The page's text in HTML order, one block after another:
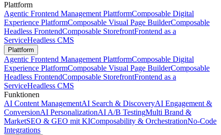
Plattform
Agentic Frontend Management PlattformComposable Digital
Experience PlatformComposable Visual Page BuilderComposable
Headless FrontendComposable StorefrontFrontend as a
ServiceHeadless CMS
Plattform
Agentic Frontend Management PlattformComposable Digital
Experience PlatformComposable Visual Page BuilderComposable
Headless FrontendComposable StorefrontFrontend as a
ServiceHeadless CMS
Funktionen
AI Content ManagementAI Search & DiscoveryAI Engagement &
ConversionAI PersonalizationAI A/B TestingMulti Brand &
MarketSEO & GEO mit KIComposability & OrchestrationNo-Code
Integrations